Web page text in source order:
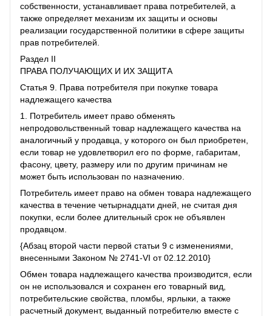
собственности, устанавливает права потребителей, а
также определяет механизм их защиты и основы
реализации государственной политики в сфере защиты
прав потребителей.
Раздел II
ПРАВА ПОЛУЧАЮЩИХ И ИХ ЗАЩИТА
Статья 9. Права потребителя при покупке товара
надлежащего качества
1. Потребитель имеет право обменять
непродовольственный товар надлежащего качества на
аналогичный у продавца, у которого он был приобретен,
если товар не удовлетворил его по форме, габаритам,
фасону, цвету, размеру или по другим причинам не
может быть использован по назначению.
Потребитель имеет право на обмен товара надлежащего
качества в течение четырнадцати дней, не считая дня
покупки, если более длительный срок не объявлен
продавцом.
{Абзац второй части первой статьи 9 с изменениями,
внесенными Законом № 2741-VI от 02.12.2010}
Обмен товара надлежащего качества производится, если
он не использовался и сохранен его товарный вид,
потребительские свойства, пломбы, ярлыки, а также
расчетный документ, выданный потребителю вместе с